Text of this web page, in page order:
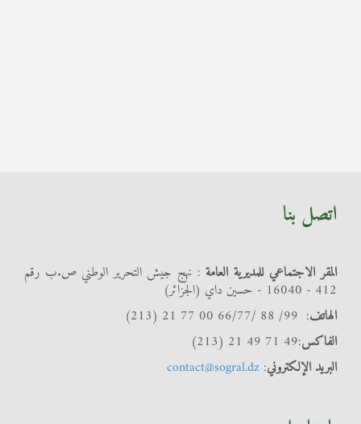
اتصل بنا
المقر الاجتماعي للمديرية العامة : نهج جيش التحرير الوطني ص.ب رقم
412 - 16040 - حسين داي (الجزائر)
الهاتف: 99/ 88 /66/77 00 77 21 (213)
الفاكس:49 71 49 21 (213)
البريد الإلكتروني:
contact@sogral.dz